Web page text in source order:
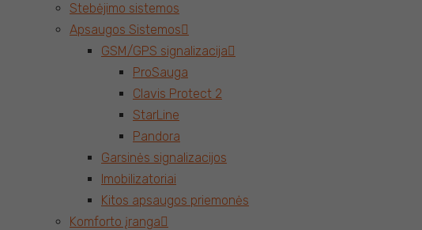
Stebėjimo sistemos
Apsaugos Sistemos
GSM/GPS signalizacija
ProSauga
Clavis Protect 2
StarLine
Pandora
Garsinės signalizacijos
Imobilizatoriai
Kitos apsaugos priemonės
Komforto įranga